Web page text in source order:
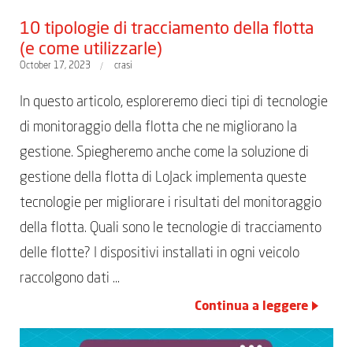
10 tipologie di tracciamento della flotta
(e come utilizzarle)
October 17, 2023 crasi
In questo articolo, esploreremo dieci tipi di tecnologie
di monitoraggio della flotta che ne migliorano la
gestione. Spiegheremo anche come la soluzione di
gestione della flotta di LoJack implementa queste
tecnologie per migliorare i risultati del monitoraggio
della flotta. Quali sono le tecnologie di tracciamento
delle flotte? I dispositivi installati in ogni veicolo
raccolgono dati …
Continua a leggere